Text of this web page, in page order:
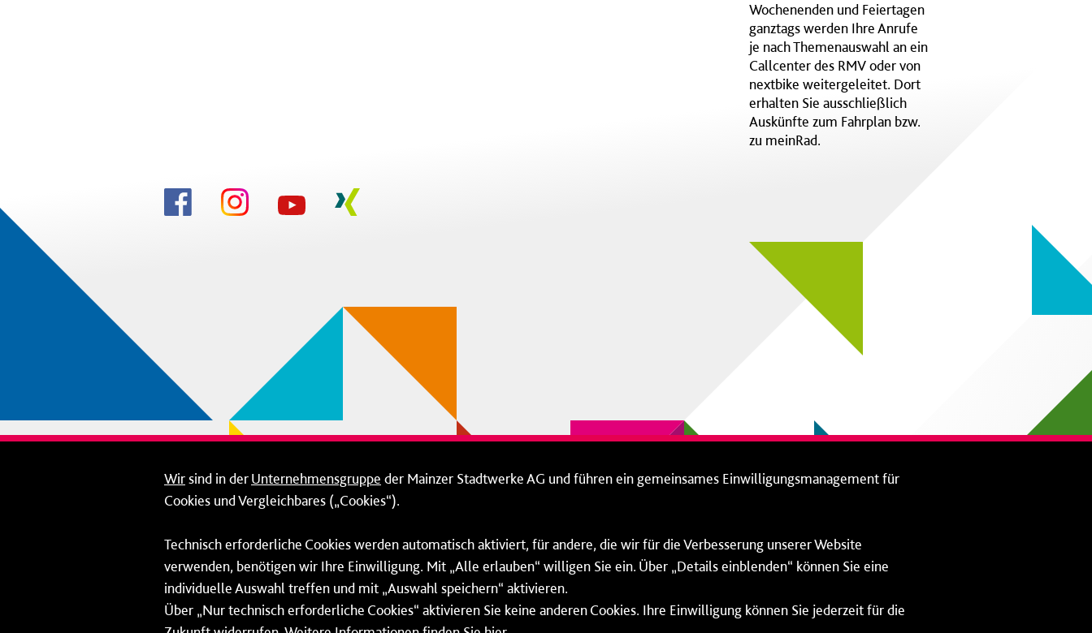
Wochenenden und Feiertagen
ganztags werden Ihre Anrufe
je nach Themenauswahl an ein
Callcenter des RMV oder von
nextbike weitergeleitet. Dort
erhalten Sie ausschließlich
Auskünfte zum Fahrplan bzw.
zu meinRad.
Wirsind in derUnternehmensgruppe der Mainzer Stadtwerke AG und führen ein gemeinsames Einwilligungsmanagement für
Cookies und Vergleichbares („Cookies“).
Technisch erforderliche Cookies werden automatisch aktiviert, für andere, die wir für die Verbesserung unserer Website
verwenden, benötigen wir Ihre Einwilligung. Mit „Alle erlauben“ willigen Sie ein. Über „Details einblenden“ können Sie eine
individuelle Auswahl treffen und mit „Auswahl speichern“ aktivieren.
Über „Nur technisch erforderliche Cookies“ aktivieren Sie keine anderen Cookies. Ihre Einwilligung können Sie jederzeit für die